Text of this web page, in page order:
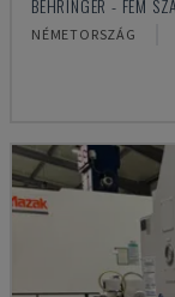
BEHRINGER - FÉM
NÉMETORSZÁG